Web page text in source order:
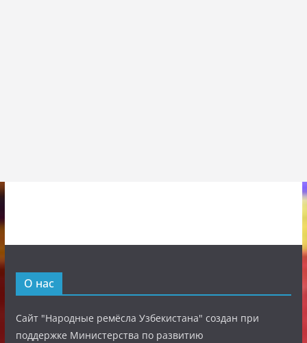
О нас
Сайт "Народные ремёсла Узбекистана" создан при
поддержке Министерства по развитию